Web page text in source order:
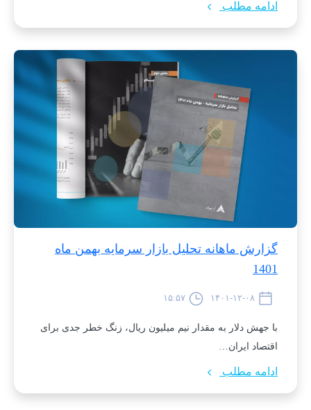
ادامه مطلب
گزارش ماهانه تحلیل بازار سرمایه بهمن ماه
1401
با جهش دلار به مقدار نیم میلیون ریال، زنگ خطر جدی برای
اقتصاد ایران…
ادامه مطلب